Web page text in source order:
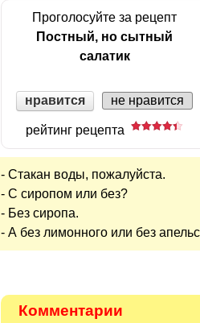
Проголосуйте за рецепт
Постный, но сытный
салатик
нравится не нравится
рейтинг рецепта
- Стакан воды, пожалуйста.
- С сиропом или без?
- Без сиропа.
- А без лимонного или без
Комментарии